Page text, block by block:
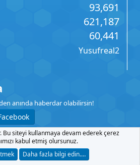
93,691
621,187
60,441
Yusufreal2
anında haberdar olabilirsin!
Yardım Anasayfa
R
Bu siteyi kullanmaya devam ederek çerez
kabul etmiş olursunuz.
Daha fazla bilgi edin.…